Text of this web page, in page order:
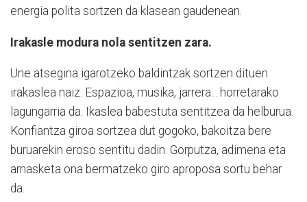
energia polita sortzen da klasean gaudenean.
Irakasle modura nola sentitzen zara.
Une atsegina igarotzeko baldintzak sortzen dituen
irakaslea naiz. Espazioa, musika, jarrera... horretarako
lagungarria da. Ikaslea babestuta sentitzea da helburua.
Konfiantza giroa sortzea dut gogoko, bakoitza bere
buruarekin eroso sentitu dadin. Gorputza, adimena eta
arnasketa ona bermatzeko giro aproposa sortu behar
da.